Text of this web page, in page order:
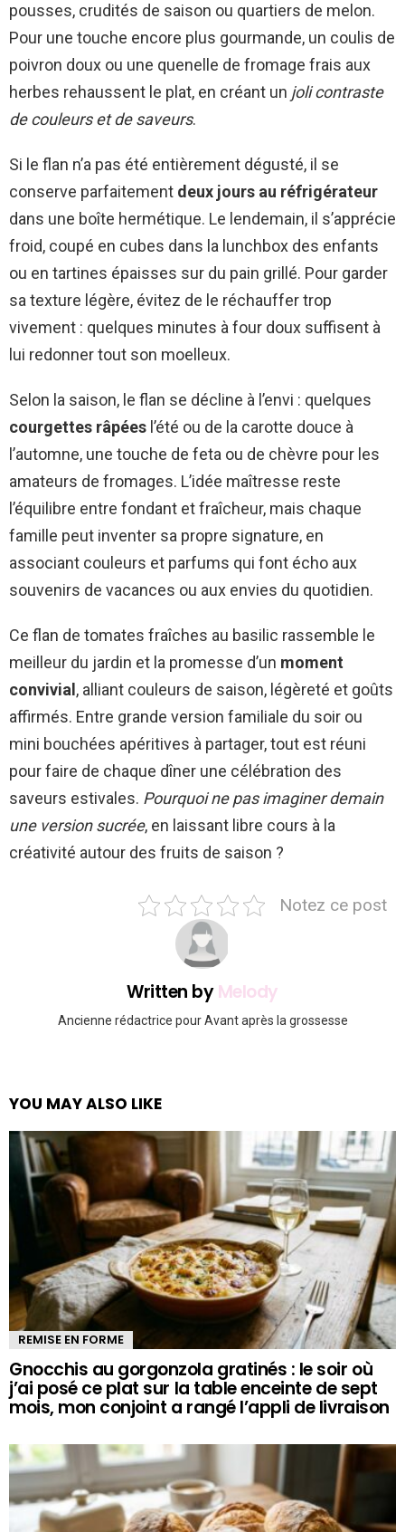
pousses, crudités de saison ou quartiers de melon.
Pour une touche encore plus gourmande, un coulis de
poivron doux ou une quenelle de fromage frais aux
herbes rehaussent le plat, en créant un joli contraste
de couleurs et de saveurs.
Si le flan n’a pas été entièrement dégusté, il se
conserve parfaitement deux jours au réfrigérateur
dans une boîte hermétique. Le lendemain, il s’apprécie
froid, coupé en cubes dans la lunchbox des enfants
ou en tartines épaisses sur du pain grillé. Pour garder
sa texture légère, évitez de le réchauffer trop
vivement : quelques minutes à four doux suffisent à
lui redonner tout son moelleux.
Selon la saison, le flan se décline à l’envi : quelques
courgettes râpées l’été ou de la carotte douce à
l’automne, une touche de feta ou de chèvre pour les
amateurs de fromages. L’idée maîtresse reste
l’équilibre entre fondant et fraîcheur, mais chaque
famille peut inventer sa propre signature, en
associant couleurs et parfums qui font écho aux
souvenirs de vacances ou aux envies du quotidien.
Ce flan de tomates fraîches au basilic rassemble le
meilleur du jardin et la promesse d’un moment
convivial , alliant couleurs de saison, légèreté et goûts
affirmés. Entre grande version familiale du soir ou
mini bouchées apéritives à partager, tout est réuni
pour faire de chaque dîner une célébration des
saveurs estivales. Pourquoi ne pas imaginer demain
une version sucrée, en laissant libre cours à la
créativité autour des fruits de saison ?
Notez ce post
Written byMelody
Ancienne rédactrice pour Avant après la grossesse
YOU MAY ALSO LIKE
REMISE EN FORME
Gnocchis au gorgonzola gratinés : le soir où
j’ai posé ce plat sur la table enceinte de sept
mois, mon conjoint a rangé l’appli de livraison